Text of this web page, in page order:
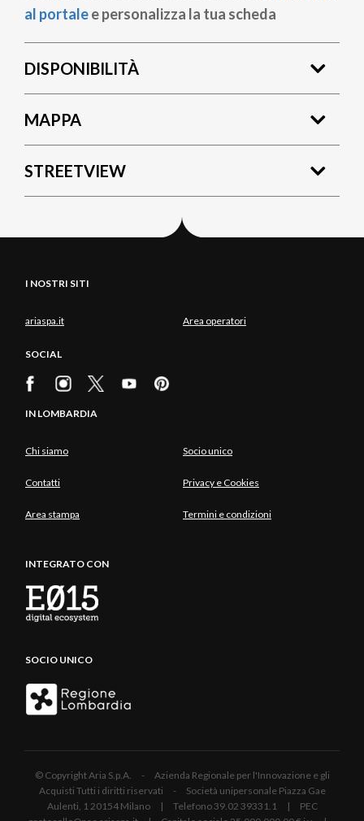
al portalee personalizza la tua scheda
DISPONIBILITÀ
MAPPA
STREETVIEW
I NOSTRI SITI
ariaspa.it Area operatori
SOCIAL
IN LOMBARDIA
Chi siamo Socio unico
Contatti Privacy e Cookies
Area stampa Termini e condizioni
INTEGRATO CON
SOCIO UNICO
© Copyright Aria S.p.A. - Azienda Regionale per l'Innovazione e gli
Acquisti Tutti i diritti riservati - Società unipersonale Piazza Gae
Aulenti, 1 20154 Milano | Telefono 39.02 39331.1 | PEC